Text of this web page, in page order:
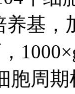
养基
胞周